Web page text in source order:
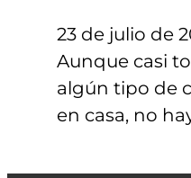
23 de julio de
Aunque casi
algún tipo de
en casa, no